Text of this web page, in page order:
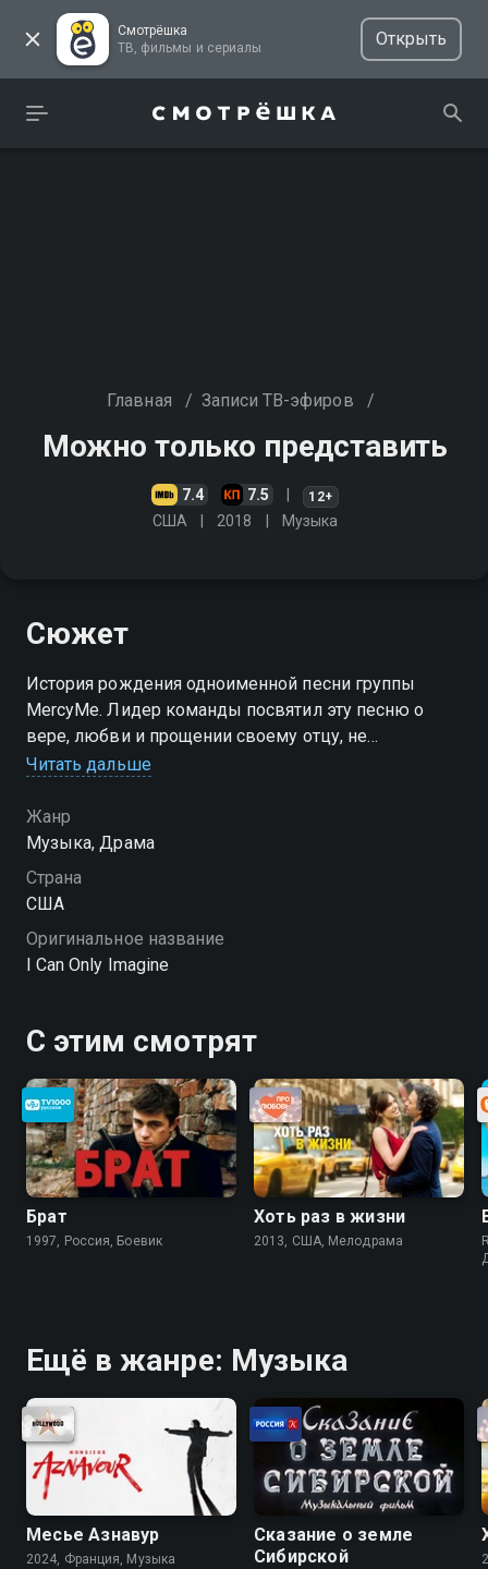
Смотрёшка
ТВ, фильмы и сериалы
Открыть
Главная / Записи ТВ-эфиров /
Можно только представить
7.4 7.5 12+
США 2018 Музыка
Сюжет
История рождения одноименной песни группы
MercyMe. Лидер команды посвятил эту песню о
вере, любви и прощении своему отцу, не
подозревая, что скоро она облетит весь мир, станет
миллионам людей
Читать дальше
Жанр
Музыка, Драма
Страна
США
Оригинальное название
I Can Only Imagine
С этим смотрят
Брат
1997, Россия, Боевик
Хоть раз в жизни
2013, США, Мелодрама
Ещё в жанре: Музыка
Месье Азнавур
2024, Франция, Музыка
Сказание о земле
Сибирской